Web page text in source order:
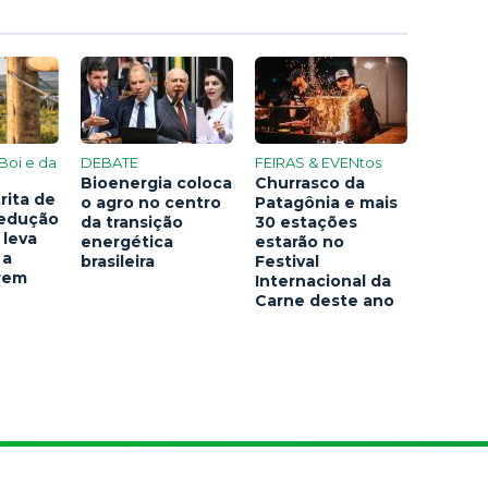
e da
de
DEBATE
Bioenergia coloca
o agro no centro
da transição
energética
brasileira
FEIRAS & EVENtos
Churrasco da
Patagônia e mais
30 estações
estarão no
Festival
Internacional da
Carne deste ano